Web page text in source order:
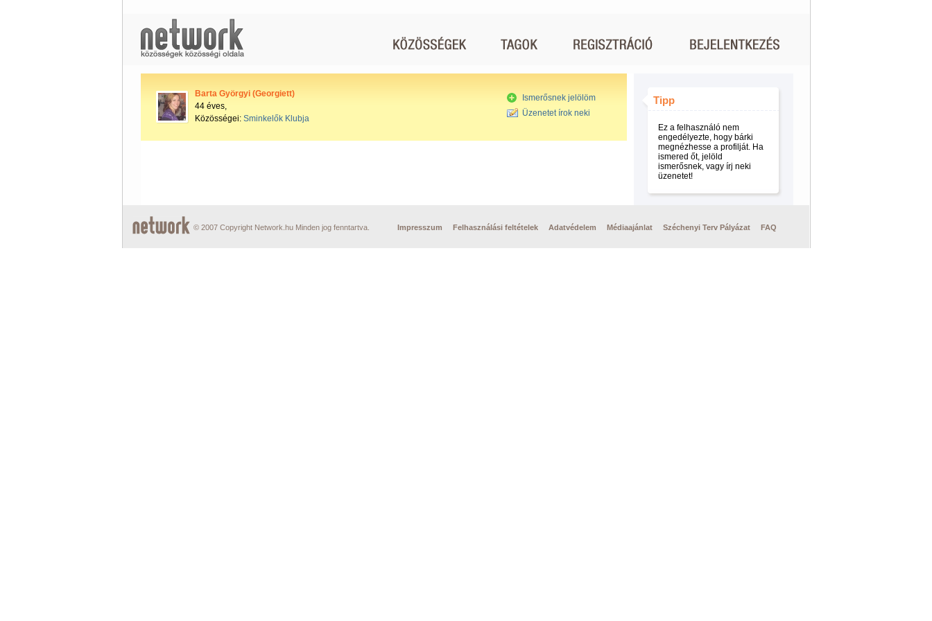
Barta Györgyi (Georgiett)
44 éves,
Közösségei: Sminkelők Klubja
Ismerősnek jelölöm
Üzenetet írok neki
Tipp
Ez a felhasználó nem
engedélyezte, hogy bárki
megnézhesse a profilját. Ha
ismered őt, jelöld
ismerősnek, vagy írj neki
üzenetet!
© 2007 Copyright Network.hu Minden jog fenntartva. Impresszum Felhasználási feltételek Adatvédelem Médiaajánlat Széchenyi Terv Pályázat FAQ